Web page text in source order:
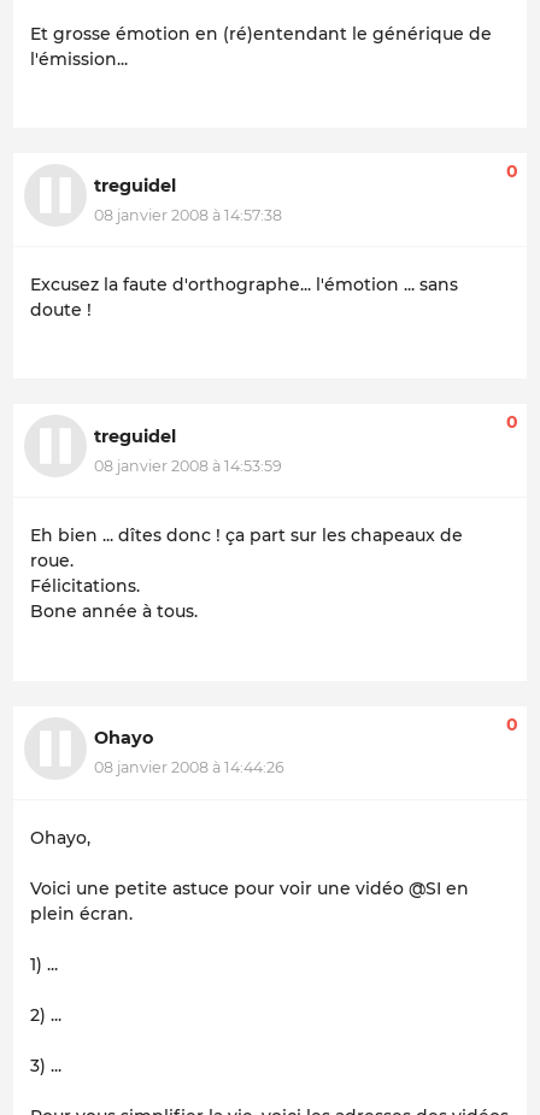
Et grosse émotion en (ré)entendant le générique de
l'émission...
treguidel
08 janvier 2008 à 14:57:38
0
Excusez la faute d'orthographe... l'émotion ... sans
doute !
treguidel
08 janvier 2008 à 14:53:59
0
Eh bien ... dîtes donc ! ça part sur les chapeaux de
roue.
Félicitations.
Bone année à tous.
Ohayo
08 janvier 2008 à 14:44:26
0
Ohayo,
Voici une petite astuce pour voir une vidéo @SI en
plein écran.
1) ...
2) ...
3) ...